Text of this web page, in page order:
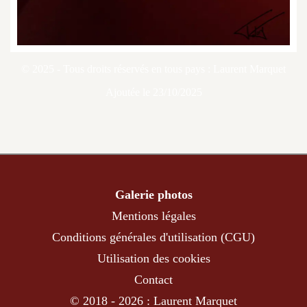
Galerie photos
Mentions légales
Conditions générales d'utilisation (CGU)
Utilisation des cookies
Contact
© 2018 - 2026 : Laurent Marquet